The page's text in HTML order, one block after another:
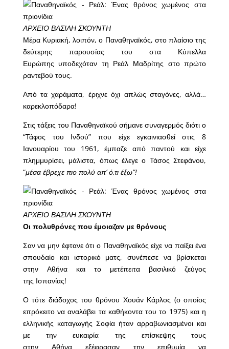
ΑΡΧΕΙΟ ΒΑΣΙΛΗ ΣΚΟΥΝΤΗ
Μέρα Κυριακή, λοιπόν, ο Παναθηναϊκός, στο πλαίσιο της
δεύτερης παρουσίας του στα Κύπελλα
Ευρώπης υποδεχόταν τη Ρεάλ Μαδρίτης στο πρώτο
ραντεβού τους.
Από τα χαράματα, έριχνε όχι απλώς σταγόνες, αλλά…
καρεκλοπόδαρα!
Στις τάξεις του Παναθηναϊκού σήμανε συναγερμός διότι ο
“Τάφος του Ινδού” που είχε εγκαινιασθεί στις 8
Ιανουαρίου του 1961, έμπαζε από παντού και είχε
πλημμυρίσει, μάλιστα, όπως έλεγε ο Τάσος Στεφάνου,
“μέσα έβρεχε πιο πολύ απ’ ό,τι έξω”!
ΑΡΧΕΙΟ ΒΑΣΙΛΗ ΣΚΟΥΝΤΗ
Οι πολυθρόνες που έμοιαζαν με θρόνους
Σαν να μην έφτανε ότι ο Παναθηναϊκός είχε να παίξει ένα
σπουδαίο και ιστορικό ματς, συνέπεσε να βρίσκεται
στην Αθήνα και το μετέπειτα βασιλικό ζεύγος
της Ισπανίας!
Ο τότε διάδοχος του θρόνου Χουάν Κάρλος (ο οποίος
επρόκειτο να αναλάβει τα καθήκοντα του το 1975) και η
ελληνικής καταγωγής Σοφία ήταν αρραβωνιασμένοι και
με την ευκαιρία της επίσκεψης τους
στην Αθήνα εξέφρασαν την επιθυμία να